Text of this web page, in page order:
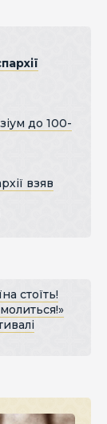
до 100-
взяв
стоїть!